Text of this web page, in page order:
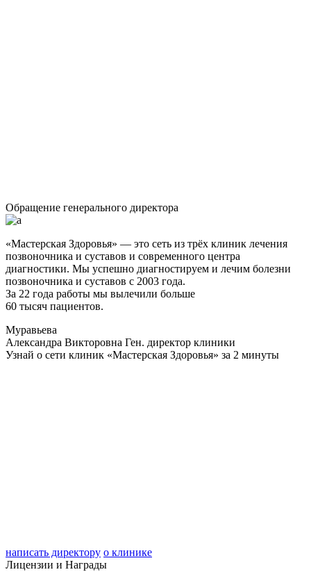
Обращение генерального директора
«Мастерская Здоровья» — это сеть из трёх клиник лечения
позвоночника и суставов и современного центра
диагностики. Мы успешно диагностируем и лечим болезни
позвоночника и суставов с 2003 года.
За 22 года работы мы вылечили больше
60 тысяч пациентов.
Муравьева
Александра Викторовна Ген. директор клиники
Узнай о сети клиник «Мастерская Здоровья» за 2 минуты
написать директору о клинике
Лицензии и Награды